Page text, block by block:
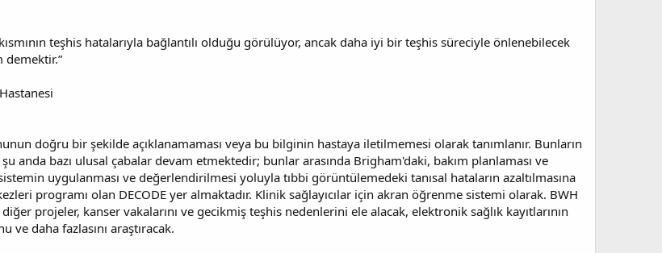
teşhis hatalarıyla bağlantılı olduğu görülüyor, ancak daha iyi bir teşhis süreciyle önlenebilecek
doğru bir şekilde açıklanamaması veya bu bilginin hastaya iletilmemesi olarak tanımlanır. Bunların
anda bazı ulusal çabalar devam etmektedir; bunlar arasında Brigham'daki, bakım planlaması ve
uygulanması ve değerlendirilmesi yoluyla tıbbi görüntülemedeki tanısal hataların azaltılmasına
programı olan DECODE yer almaktadır. Klinik sağlayıcılar için akran öğrenme sistemi olarak. BWH
diğer projeler, kanser vakalarını ve gecikmiş teşhis nedenlerini ele alacak, elektronik sağlık kayıtlarının
ve daha fazlasını araştıracak.